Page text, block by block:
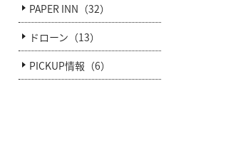
PAPER INN（32）
ドローン（13）
PICKUP情報（6）